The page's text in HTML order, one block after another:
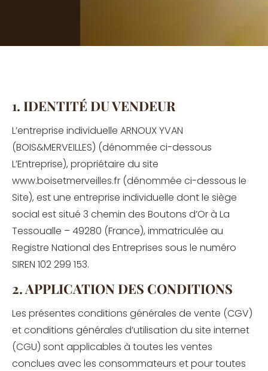
1. IDENTITÉ DU VENDEUR
L’entreprise individuelle ARNOUX YVAN
(BOIS&MERVEILLES) (dénommée ci-dessous
L’Entreprise), propriétaire du site
www.boisetmerveilles.fr (dénommée ci-dessous le
Site), est une entreprise individuelle dont le siège
social est situé 3 chemin des Boutons d’Or à La
Tessoualle – 49280 (France), immatriculée au
Registre National des Entreprises sous le numéro
SIREN 102 299 153.
2. APPLICATION DES CONDITIONS
Les présentes conditions générales de vente (CGV)
et conditions générales d’utilisation du site internet
(CGU) sont applicables à toutes les ventes
conclues avec les consommateurs et pour toutes